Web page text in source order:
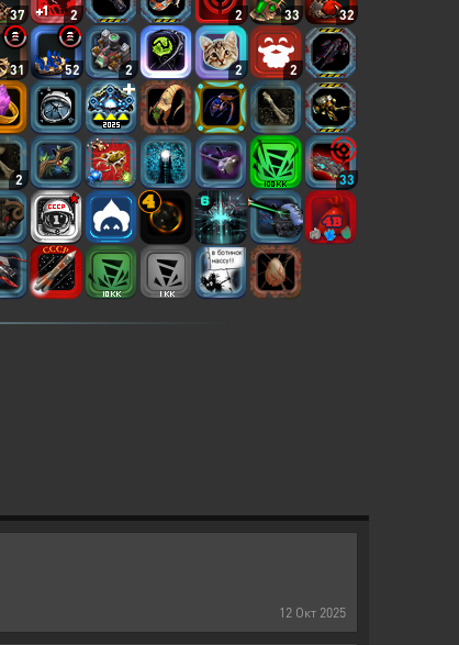
37 2 2 33 32
31 52 2 2 2
2 33
12 Окт 2025